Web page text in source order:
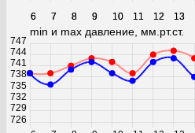
6 7 8 9 10 11 12 13
6 7 8 9 10 11 12 13
min и max давление, мм.рт.ст.
726
729
732
735
738
741
744
747